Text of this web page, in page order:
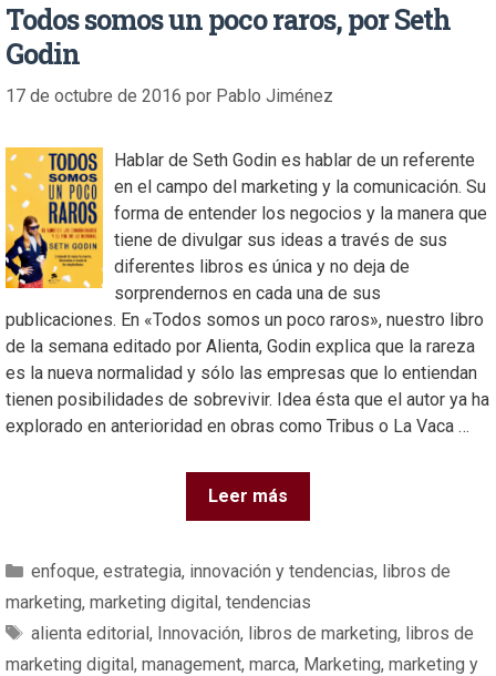
Todos somos un poco raros, por Seth
Godin
17 de octubre de 2016 por Pablo Jiménez
Hablar de Seth Godin es hablar de un referente
en el campo del marketing y la comunicación. Su
forma de entender los negocios y la manera que
tiene de divulgar sus ideas a través de sus
diferentes libros es única y no deja de
sorprendernos en cada una de sus
publicaciones. En «Todos somos un poco raros», nuestro libro
de la semana editado por Alienta, Godin explica que la rareza
es la nueva normalidad y sólo las empresas que lo entiendan
tienen posibilidades de sobrevivir. Idea ésta que el autor ya ha
explorado en anterioridad en obras como Tribus o La Vaca …
Leer más
enfoque, estrategia, innovación y tendencias, libros de
marketing, marketing digital, tendencias
alienta editorial, Innovación, libros de marketing, libros de
marketing digital, management, marca, Marketing, marketing y